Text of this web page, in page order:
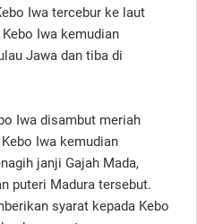
Iwa tercebur ke laut
Iwa kemudian
Jawa dan tiba di
Iwa disambut meriah
Iwa kemudian
janji Gajah Mada,
puteri Madura tersebut.
syarat kepada Kebo